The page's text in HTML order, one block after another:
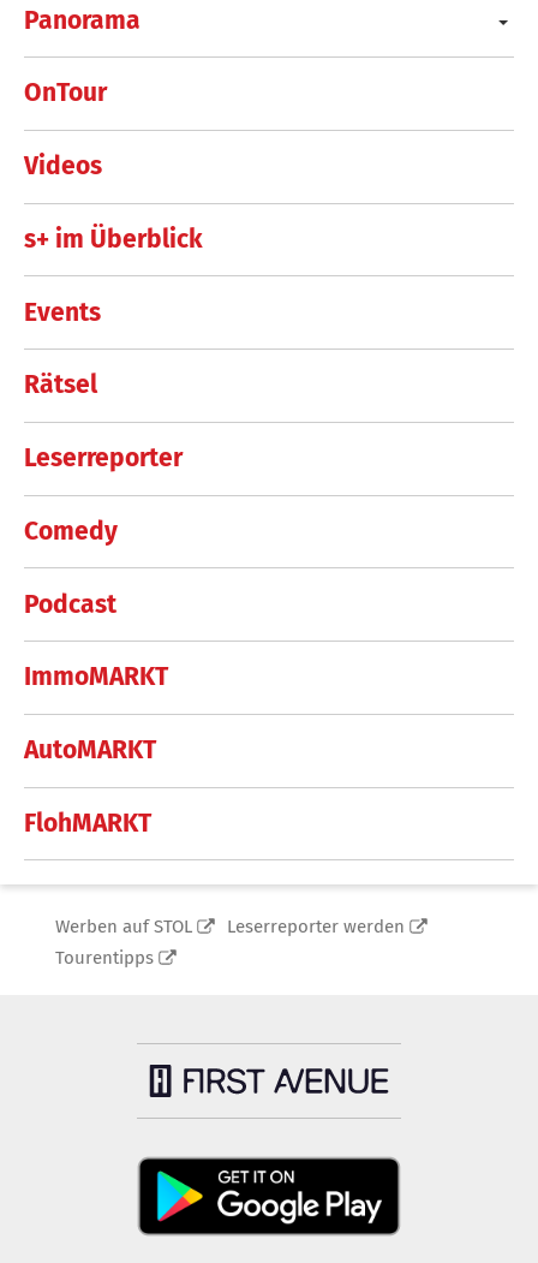
Panorama
OnTour
Videos
s+ im Überblick
Events
Rätsel
Leserreporter
Comedy
Podcast
ImmoMARKT
AutoMARKT
FlohMARKT
Werben auf STOL
Leserreporter werden
Tourentipps